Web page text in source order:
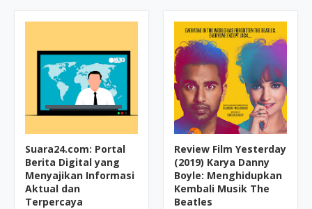
Suara24.com: Portal
Berita Digital yang
Menyajikan Informasi
Aktual dan
Terpercaya
Review Film Yesterday
(2019) Karya Danny
Boyle: Menghidupkan
Kembali Musik The
Beatles